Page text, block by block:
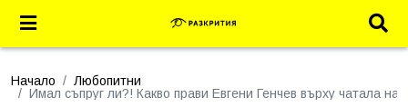
Начало
Любопитни
Имал съпруг ли?! Какво прави Евгени Генчев върху чатала